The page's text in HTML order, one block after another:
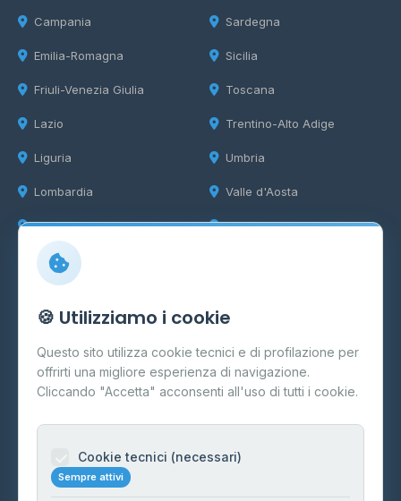
Campania
Emilia-Romagna
Friuli-Venezia Giulia
Lazio
Liguria
Lombardia
Marche
Sardegna
Sicilia
Toscana
Trentino-Alto Adige
Umbria
Valle d'Aosta
Veneto
Info
Cos'è il GPL
FAQ
Contatti
Informazioni legali
🍪 Utilizziamo i cookie
Questo sito utilizza cookie tecnici e di profilazione per
offrirti una migliore esperienza di navigazione.
Cliccando "Accetta" acconsenti all'uso di tutti i cookie.
Cookie tecnici (necessari)
Sempre attivi